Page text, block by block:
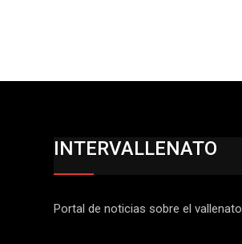
INTERVALLENATO
Portal de noticias sobre el vallenato